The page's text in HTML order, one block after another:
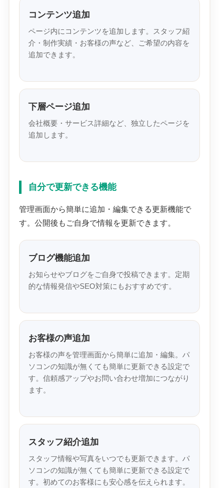
コンテンツ追加
ページ内にコンテンツを追加します。スタッフ紹
介・制作実績・お客様の声など、ご希望の内容を
追加できます。
下層ページ追加
会社概要・サービス詳細など、独立したページを
追加します。
自分で更新できる機能
管理画面から簡単に追加・編集できる更新機能で
す。公開後もご自身で情報を更新できます。
ブログ機能追加
お知らせやブログをご自身で投稿できます。定期
的な情報発信やSEO対策にもおすすめです。
お客様の声追加
お客様の声を管理画面から簡単に追加・編集。パ
ソコンの知識が無くても簡単に更新できる設定で
す。信頼感アップやお問い合わせ増加につながり
ます。
スタッフ紹介追加
スタッフ情報や写真をいつでも更新できます。パ
ソコンの知識が無くても簡単に更新できる設定で
す。初めてのお客様にも安心感を伝えられます。